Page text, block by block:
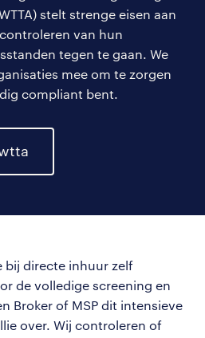
stelt strenge eisen aan
van hun
tegen te gaan. We
mee om te zorgen
compliant bent.
bij directe inhuur zelf
de volledige screening en
Broker of MSP dit intensieve
over. Wij controleren of